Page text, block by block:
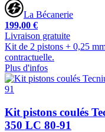
La Bécanerie
199,00 €
Livraison gratuite
Kit de 2 pistons + 0,25
contractuelle.
Plus d'infos
Kit pistons coulés
350 LC 80-91